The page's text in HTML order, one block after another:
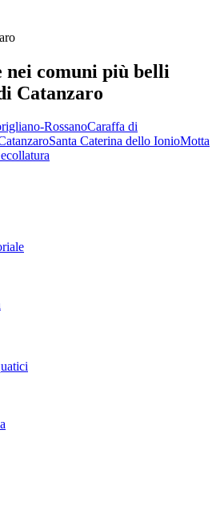
nei comuni più belli
Catanzaro
RossanoCaraffa di
Santa Caterina dello IonioMotta